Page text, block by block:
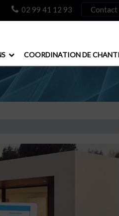
02 99 41 12 93 Contact
COORDINATION DE